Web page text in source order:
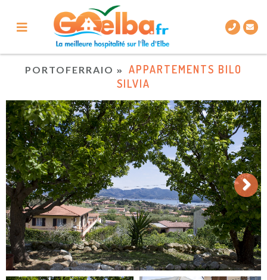
PORTOFERRAIO
APPARTEMENTS BILO
SILVIA
Next